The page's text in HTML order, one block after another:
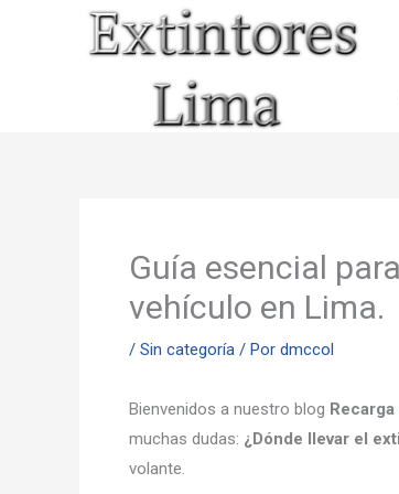
Guía esencial
vehículo en Lima.
/ Sin categoría / Por dmccol
Bienvenidos a nuestro blog
muchas dudas: ¿Dónde llevar el
volante.